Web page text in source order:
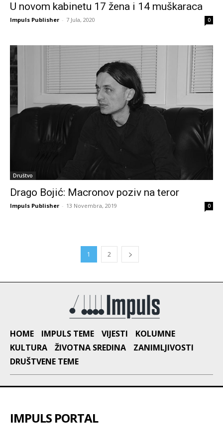
U novom kabinetu 17 žena i 14 muškaraca
Impuls Publisher - 7 Jula, 2020 0
Društvo
Drago Bojić: Macronov poziv na teror
Impuls Publisher - 13 Novembra, 2019 0
1 2
HOME IMPULS TEME VIJESTI
KOLUMNE
KULTURA
ŽIVOTNA SREDINA
ZANIMLJIVOSTI
DRUŠTVENE TEME
IMPULS PORTAL